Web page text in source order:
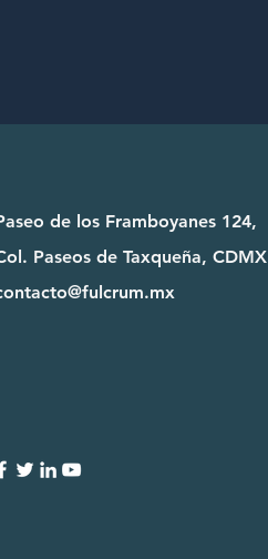
de los Framboyanes 124,
Paseos de Taxqueña, CDMX